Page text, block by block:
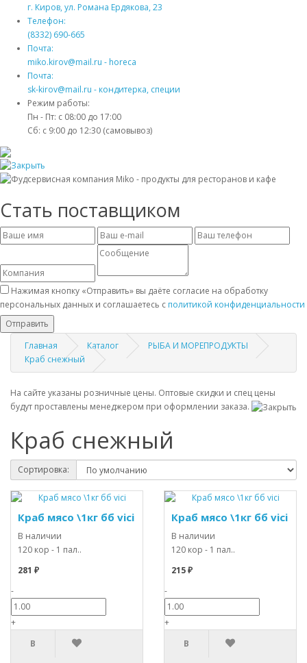
г. Киров, ул. Романа Ердякова, 23
Телефон:
(8332) 690-665
Почта:
miko.kirov@mail.ru - horeca
Почта:
sk-kirov@mail.ru - кондитерка, специи
Режим работы:
Пн - Пт: с 08:00 до 17:00
Сб: с 9:00 до 12:30 (самовывоз)
Стать поставщиком
Нажимая кнопку «Отправить» вы даёте согласие на обработку
персональных данных и соглашаетесь с политикой конфиденциальности
Отправить
Главная
Каталог
РЫБА И МОРЕПРОДУКТЫ
Краб снежный
На сайте указаны розничные цены. Оптовые скидки и спец цены
будут проставлены менеджером при оформлении заказа.
Краб снежный
Сортировка:
Краб мясо \1кг бб vici
В наличии
120 кор - 1 пал..
281 ₽
-
+
В
Краб мясо \1кг бб vici
В наличии
120 кор - 1 пал..
215 ₽
-
+
В